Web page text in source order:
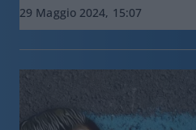
29 Maggio 2024, 15:07